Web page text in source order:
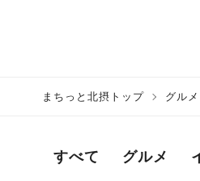
まちっと北摂トップ グルメ
すべて グルメ